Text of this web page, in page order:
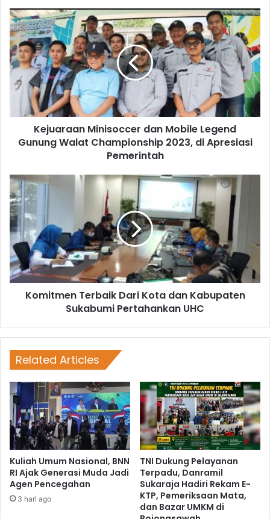
Kejuaraan Minisoccer dan Mobile Legend
Gunung Walat Championship 2023, di Apresiasi
Pemerintah
Komitmen Terbaik Dari Kota dan Kabupaten
Sukabumi Pertahankan UHC
Related Articles
Kuliah Umum Nasional, BNN
RI Ajak Generasi Muda Jadi
Agen Pencegahan
3 hari ago
TNI Dukung Pelayanan
Terpadu, Danramil
Sukaraja Hadiri Rekam E-
KTP, Pemeriksaan Mata,
dan Bazar UMKM di